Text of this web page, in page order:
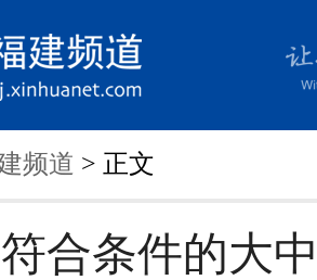
频道 > 正文
合条件的大